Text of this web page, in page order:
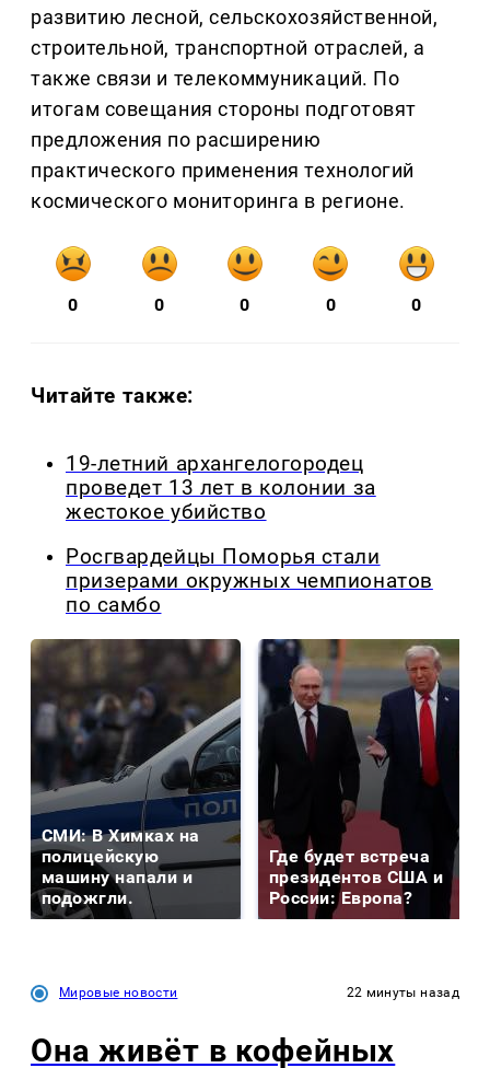
развитию лесной, сельскохозяйственной,
строительной, транспортной отраслей, а
также связи и телекоммуникаций. По
итогам совещания стороны подготовят
предложения по расширению
практического применения технологий
космического мониторинга в регионе.
0 0 0 0 0
Читайте также:
19-летний архангелогородец
проведет 13 лет в колонии за
жестокое убийство
Росгвардейцы Поморья стали
призерами окружных чемпионатов
по самбо
СМИ: В Химках на
полицейскую
машину напали и
подожгли.
Где будет встреча
президентов США и
России: Европа?
Мировые новости 22 минуты назад
Она живёт в кофейных